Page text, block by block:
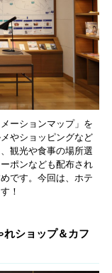
ーションマップ」を
やショッピングなど
観光や食事の場所選
ポンなども配布され
です。今回は、ホテ
！
ショップ＆カフ